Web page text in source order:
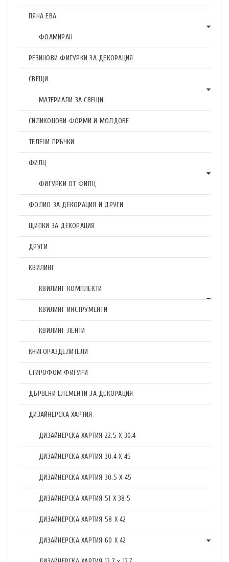
ПЯНА ЕВА
ФОАМИРАН
РЕЗИНОВИ ФИГУРКИ ЗА ДЕКОРАЦИЯ
СВЕЩИ
МАТЕРИАЛИ ЗА СВЕЩИ
СИЛИКОНОВИ ФОРМИ И МОЛДОВЕ
ТЕЛЕНИ ПРЪЧКИ
ФИЛЦ
ФИГУРКИ ОТ ФИЛЦ
ФОЛИО ЗА ДЕКОРАЦИЯ И ДРУГИ
ЩИПКИ ЗА ДЕКОРАЦИЯ
ДРУГИ
КВИЛИНГ
КВИЛИНГ КОМПЛЕКТИ
КВИЛИНГ ИНСТРУМЕНТИ
КВИЛИНГ ЛЕНТИ
КНИГОРАЗДЕЛИТЕЛИ
СТИРОФОМ ФИГУРИ
ДЪРВЕНИ ЕЛЕМЕНТИ ЗА ДЕКОРАЦИЯ
ДИЗАЙНЕРСКА ХАРТИЯ
ДИЗАЙНЕРСКА ХАРТИЯ 22.5 X 30.4
ДИЗАЙНЕРСКА ХАРТИЯ 30.4 X 45
ДИЗАЙНЕРСКА ХАРТИЯ 30.5 X 45
ДИЗАЙНЕРСКА ХАРТИЯ 51 X 38.5
ДИЗАЙНЕРСКА ХАРТИЯ 58 X 42
ДИЗАЙНЕРСКА ХАРТИЯ 60 X 42